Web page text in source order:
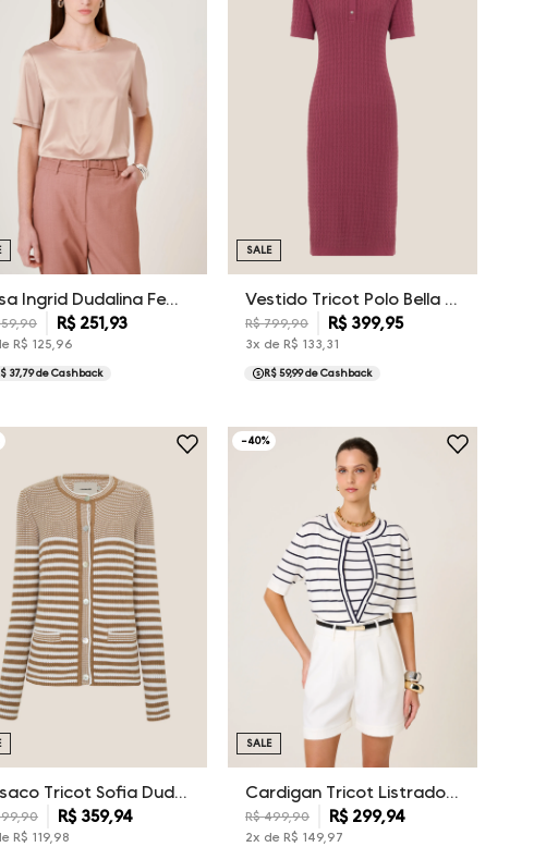
Blusa Ingrid Dudalina Feminina
,90 R$ 251,93
R$ 125,96
37,79de Cashback
Vestido Tricot Polo Bella Dudalina Feminina
R$ 799,90 R$ 399,95
3x de R$ 133,31
SALE
R$ 59,99de Cashback
Casaco Tricot Sofia Dudalina Feminina
,90 R$ 359,94
R$ 119,98
-40%
Cardigan Tricot Listrado Talita Dudalina Feminina
R$ 499,90 R$ 299,94
2x de R$ 149,97
SALE